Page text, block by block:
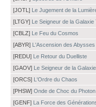
[JOTL] Le Jugement de la
[LTGY] Le Seigneur de la Galaxie
[CBLZ] Le Feu du Cosmos
[ABYR] L'Ascension des Abysses
[REDU] Le Retour du Duelliste
[GAOV] Le Seigneur de la Galaxie
[ORCS] L'Ordre du Chaos
[PHSW] Onde de Choc du Photon
[GENF] La Force des